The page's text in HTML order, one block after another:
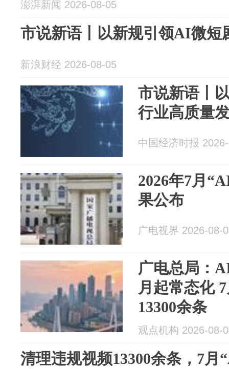
澎湃新闻 2026-08-05
市说新语丨以新规引领AI微短
新浪财经 2026-08-05
市说新语丨
行业高质量
中国经济时报
2026年7月
果公布
广电视界 2026-08-
广电总局：
月起常态化
13300余条
观点机构 2026-08-
清理违规视频13300余条，7月